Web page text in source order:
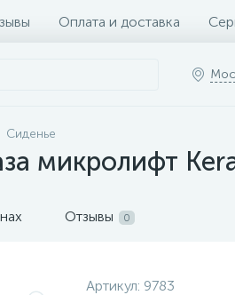
Оплата и доставка
Сиденье
микролифт
Отзывы 0
Артикул: 9783